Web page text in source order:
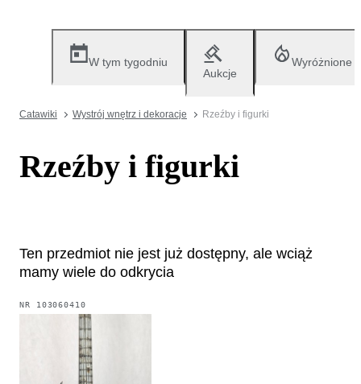
W tym tygodniu
Aukcje
Wyróżnione
Catawiki Wystrój wnętrz i dekoracje Rzeźby i figurki
Rzeźby i figurki
Ten przedmiot nie jest już dostępny, ale wciąż
mamy wiele do odkrycia
NR 103060410